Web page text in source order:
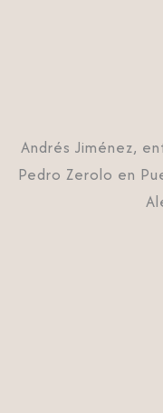
Andrés Jiménez,
Pedro Zerolo en